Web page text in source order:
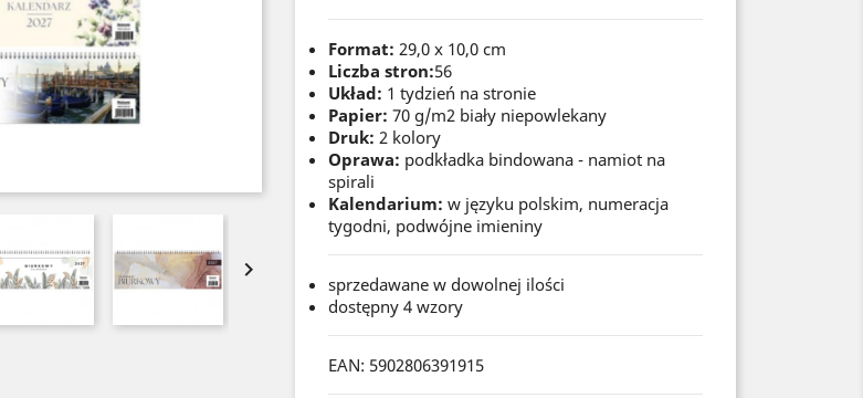

Format: 29,0 x 10,0 cm
Liczba stron:56
Układ: 1 tydzień na stronie
Papier: 70 g/m2 biały niepowlekany
Druk: 2 kolory
Oprawa: podkładka bindowana - namiot na
spirali
Kalendarium: w języku polskim, numeracja
tygodni, podwójne imieniny
sprzedawane w dowolnej ilości
dostępny 4 wzory
EAN: 5902806391915